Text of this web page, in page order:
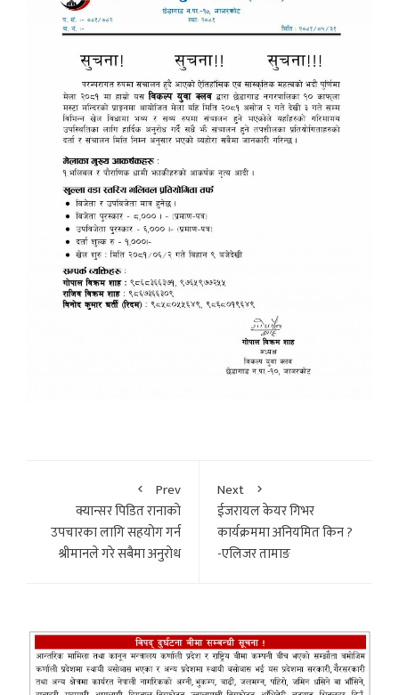
Prev
क्यान्सर पिडित रानाकाे
उपचारका लागि सहयोग गर्न
श्रीमानले गरे सबैमा अनुराेध
Next
ईजरायल केयर गिभर
कार्यक्रममा अनियमित किन ?
-एलिजर तामाङ